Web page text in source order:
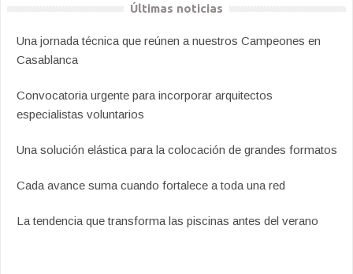
Últimas noticias
Una jornada técnica que reúnen a nuestros Campeones en
Casablanca
Convocatoria urgente para incorporar arquitectos
especialistas voluntarios
Una solución elástica para la colocación de grandes formatos
Cada avance suma cuando fortalece a toda una red
La tendencia que transforma las piscinas antes del verano